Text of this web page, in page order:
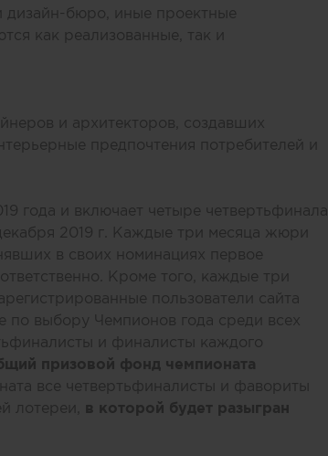
дизайн-бюро, иные проектные
как реализованные, так и
и архитекторов, создавших
предпочтения потребителей и
года и включает четыре четвертьфинала
2019 г. Каждые три месяца жюри
в своих номинациях первое
Кроме того, каждые три
пользователи сайта
выбору Чемпионов года среди всех
и финалисты каждого
призовой фонд чемпионата
все четвертьфиналисты и фавориты
лотереи,
в которой будет разыгран